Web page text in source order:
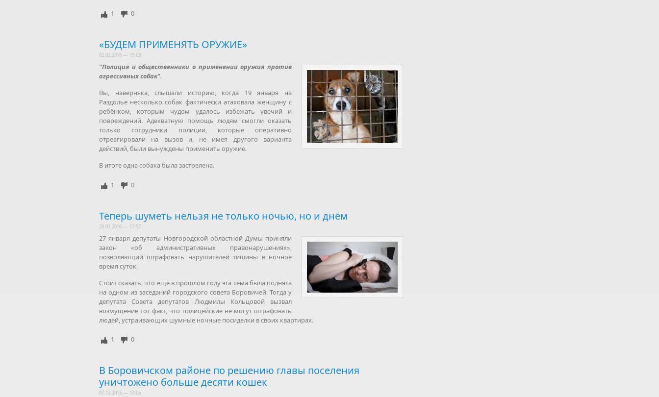
1 0
«БУДЕМ ПРИМЕНЯТЬ ОРУЖИЕ»
02.02.2016 — 15:03
"Полиция и общественники о применении оружия против
агрессивных собак".
Вы, наверняка, слышали историю, когда 19 января на
Раздолье несколько собак фактически атаковала женщину с
ребёнком, которым чудом удалось избежать увечий и
повреждений. Адекватную помощь людям смогли оказать
только сотрудники полиции, которые оперативно
отреагировали на вызов и, не имея другого варианта
действий, были вынуждены применить оружие.
В итоге одна собака была застрелена.
1 0
Теперь шуметь нельзя не только ночью, но и днём
28.01.2016 — 17:57
27 января депутаты Новгородской областной Думы приняли
закон «об административных правонарушениях»,
позволяющий штрафовать нарушителей тишины в ночное
время суток.
Стоит сказать, что ещё в прошлом году эта тема была поднята
на одном из заседаний городского совета Боровичей. Тогда у
депутата Совета депутатов Людмилы Кольцовой вызвал
возмущение тот факт, что полицейские не могут штрафовать
людей, устраивающих шумные ночные посиделки в своих квартирах.
1 0
В Боровичском районе по решению главы поселения
уничтожено больше десяти кошек
07.12.2015 — 13:05